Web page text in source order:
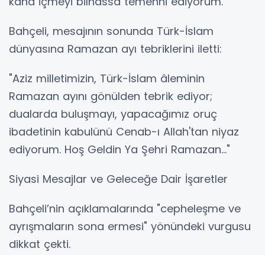
Bahçeli, mesajının sonunda Türk-İslam
dünyasına Ramazan ayı tebriklerini iletti:
"Aziz milletimizin, Türk-İslam âleminin
Ramazan ayını gönülden tebrik ediyor;
dualarda buluşmayı, yapacağımız oruç
ibadetinin kabulünü Cenab-ı Allah'tan niyaz
ediyorum. Hoş Geldin Ya Şehri Ramazan…"
Siyasi Mesajlar ve Geleceğe Dair İşaretler
Bahçeli’nin açıklamalarında "cepheleşme ve
ayrışmaların sona ermesi" yönündeki vurgusu
dikkat çekti.